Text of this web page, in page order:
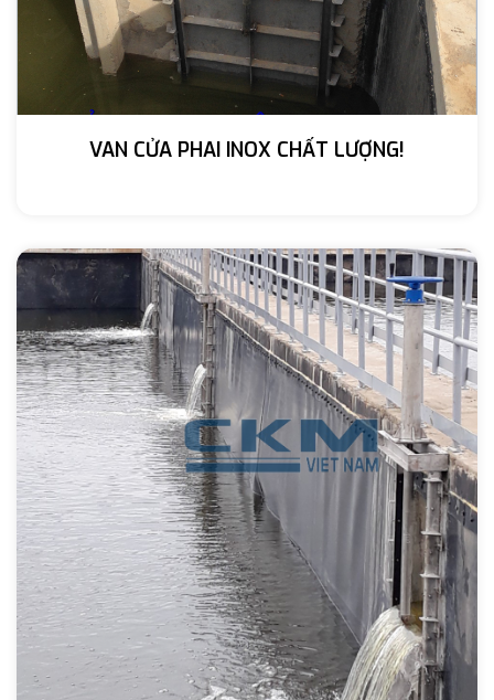
VAN CỬA PHAI INOX CHẤT LƯỢNG!